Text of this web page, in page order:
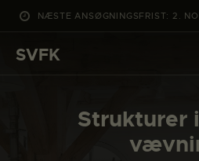
NÆSTE ANSØGNINGSFRIST: 2.
SVFK
Strukturer
DET SKER